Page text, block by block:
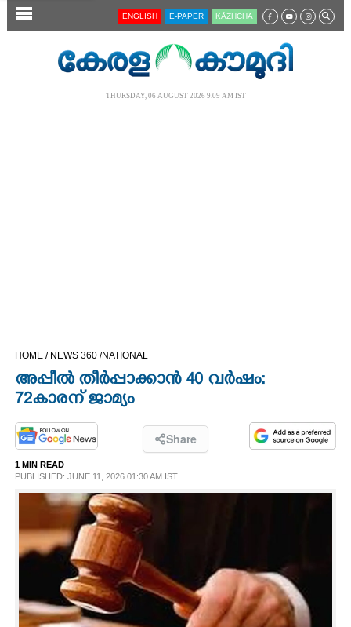
SECTIONS
LIFESTYLE
SPIRITUAL
ENGLISH E-PAPER KĀZHCHA
THURSDAY, 06 AUGUST 2026 9.09 AM IST
HOME / NEWS 360 /NATIONAL
അപ്പീൽ തീർപ്പാക്കാൻ 40 വർഷം:
72കാരന് ജാമ്യം
Share
1 MIN READ
PUBLISHED: JUNE 11, 2026 01:30 AM IST